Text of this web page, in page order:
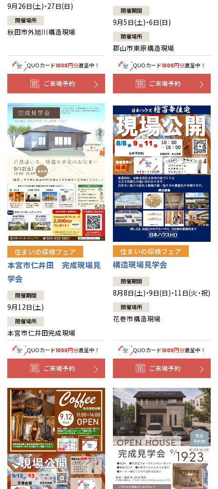
9月26日(土)・27日(日)
開催場所
秋田市外旭川構造現場
QUOカード1000円分進呈中！
ご来場予約
開催期間
9月5日(土)・6日(日)
開催場所
郡山市東原構造現場
QUOカード1000円分進呈中！
ご来場予約
住まいの探検フェア
本宮市仁井田 完成現場見
学会
開催期間
9月12日(土)
開催場所
本宮市仁井田完成現場
QUOカード1000円分進呈中！
ご来場予約
住まいの探検フェア
構造現場見学会
開催期間
8月8日(土)・9日(日)・11日(火・祝)
開催場所
花巻市構造現場
QUOカード1000円分進呈中！
ご来場予約